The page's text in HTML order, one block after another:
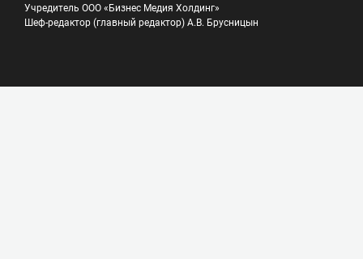
Учредитель ООО «Бизнес Медия Холдинг»
Шеф-редактор (главный редактор) А.В. Брусницын